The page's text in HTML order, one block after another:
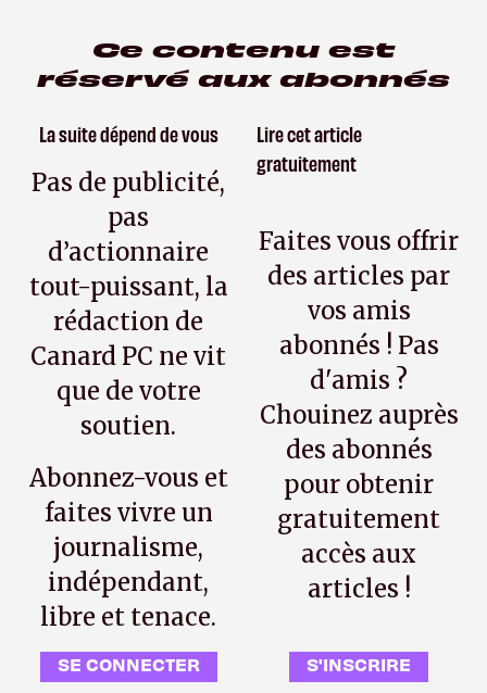
Ce contenu est
réservé aux abonnés
La suite dépend de vous
Pas de publicité,
pas
d’actionnaire
tout-puissant, la
rédaction de
Canard PC ne vit
que de votre
soutien.
Abonnez-vous et
faites vivre un
journalisme,
indépendant,
libre et tenace.
SE CONNECTER
Lire cet article
gratuitement
Faites vous offrir
des articles par
vos amis
abonnés ! Pas
d'amis ?
Chouinez auprès
des abonnés
pour obtenir
gratuitement
accès aux
articles !
S'INSCRIRE